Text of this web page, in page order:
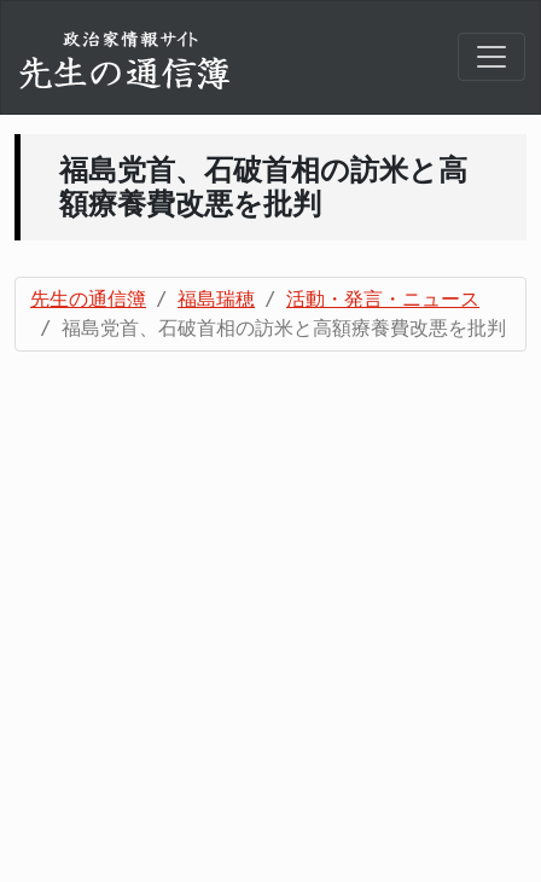
福島党首、石破首相の訪米と高
額療養費改悪を批判
先生の通信簿 福島瑞穂
活動・発言・ニュース
福島党首、石破首相の訪米と高額療養費改悪を批判